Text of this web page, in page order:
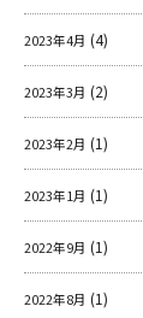
2023年4月 (4)
2023年3月 (2)
2023年2月 (1)
2023年1月 (1)
2022年9月 (1)
2022年8月 (1)